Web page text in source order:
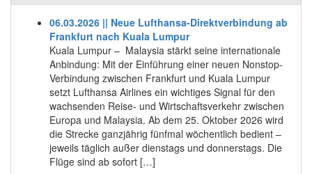
06.03.2026 || Neue Lufthansa-Direktverbindung ab
Frankfurt nach Kuala Lumpur
Kuala Lumpur – Malaysia stärkt seine internationale
Anbindung: Mit der Einführung einer neuen Nonstop-
Verbindung zwischen Frankfurt und Kuala Lumpur
setzt Lufthansa Airlines ein wichtiges Signal für den
wachsenden Reise- und Wirtschaftsverkehr zwischen
Europa und Malaysia. Ab dem 25. Oktober 2026 wird
die Strecke ganzjährig fünfmal wöchentlich bedient –
jeweils täglich außer dienstags und donnerstags. Die
Flüge sind ab sofort […]